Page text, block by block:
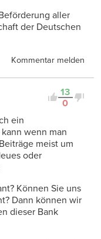
aller
der Deutschen
Kommentar melden
13
0
ein
wenn man
meist um
oder
Können Sie uns
Dann können wir
dieser Bank